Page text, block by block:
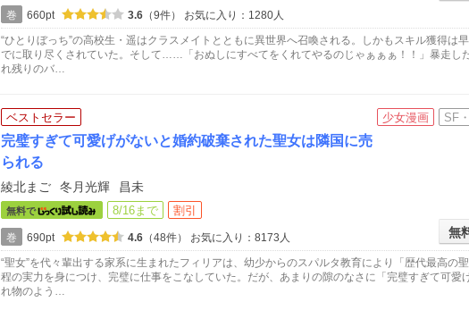
巻 660pt 3.6 （9件）
お気に入り：1280人
“ひとりぼっち”の高校生・遥はクラスメイトとともに異世界へ召喚される。しかもスキル獲得は
でに取り尽くされていた。そして……「おぬしにすべてをくれてやるのじゃぁぁぁ！！」暴走し
れ残りのバ…
少女漫画 SF
ベストセラー
完璧すぎて可愛げがないと婚約破棄された聖女は隣国に売
られる
綾北まご 冬月光輝 昌未
無料で 8/16まで 割引
無
巻 690pt 4.6 （48件）
お気に入り：8173人
“聖女”を代々輩出する家系に生まれたフィリアは、幼少からのスパルタ教育により「歴代最高の
程の実力を身につけ、完璧に仕事をこなしていた。だが、あまりの隙のなさに「完璧すぎて可愛
れ物のよう…